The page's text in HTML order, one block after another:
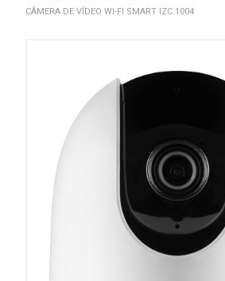
CÂMERA DE VÍDEO WI-FI SMART IZC 1004